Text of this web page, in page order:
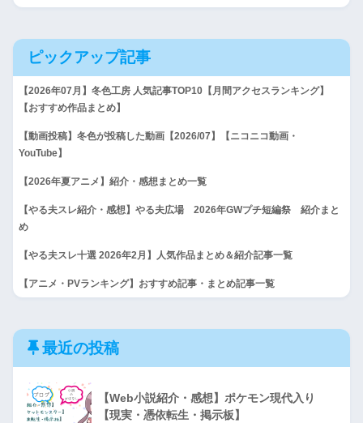
ピックアップ記事
【2026年07月】冬色工房 人気記事TOP10【月間アクセスランキング】
【おすすめ作品まとめ】
【動画投稿】冬色が投稿した動画【2026/07】【ニコニコ動画・
YouTube】
【2026年夏アニメ】紹介・感想まとめ一覧
【やる夫スレ紹介・感想】やる夫広場 2026年GWプチ短編祭 紹介まと
め
【やる夫スレ十選 2026年2月】人気作品まとめ＆紹介記事一覧
【アニメ・PVランキング】おすすめ記事・まとめ記事一覧
最近の投稿
【Web小説紹介・感想】ポケモン現代入り
【現実・憑依転生・掲示板】